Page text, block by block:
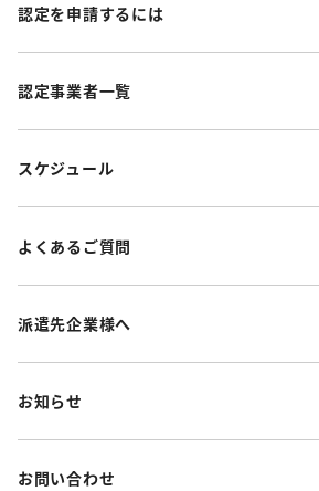
認定を申請するには
認定事業者一覧
スケジュール
よくあるご質問
派遣先企業様へ
お知らせ
お問い合わせ